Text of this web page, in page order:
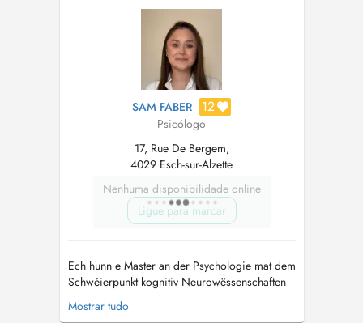
thérapeute EMDR au Luxembourg...
SAM FABER 12
Psicólogo
17, Rue De Bergem,
4029 Esch-sur-Alzette
Nenhuma disponibilidade online
Ligue para marcar
Ech hunn e Master an der Psychologie mat dem
Schwéierpunkt kognitiv Neurowëssenschaften
ofgeschloss a sinn aktuell amgaang, mäi Master
an der Psychotherapie op der Universitéit
Mostrar tudo